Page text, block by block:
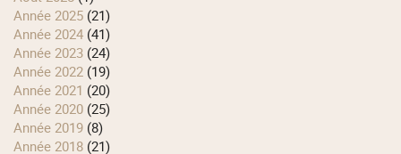
année 2025 (21)
année 2024 (41)
année 2023 (24)
année 2022 (19)
année 2021 (20)
année 2020 (25)
année 2019 (8)
année 2018 (21)